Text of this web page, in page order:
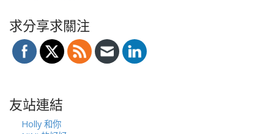
求分享求關注
友站連結
Holly 和你